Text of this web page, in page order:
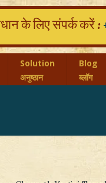
Solution
अनुष्ठान
Blog
ब्लॉग
के लिए संपर्क करें :